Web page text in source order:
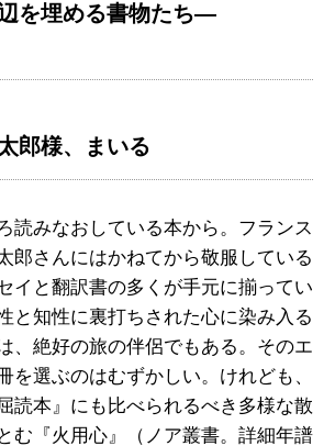
を埋める書物たち―
郎様、まいる
読みなおしている本から。フランス
郎さんにはかねてから敬服している
イと翻訳書の多くが手元に揃ってい
と知性に裏打ちされた心に染み入る
、絶好の旅の伴侶でもある。そのエ
を選ぶのはむずかしい。けれども、
読本』にも比べられるべき多様な散
む『火用心』（ノア叢書。詳細年譜